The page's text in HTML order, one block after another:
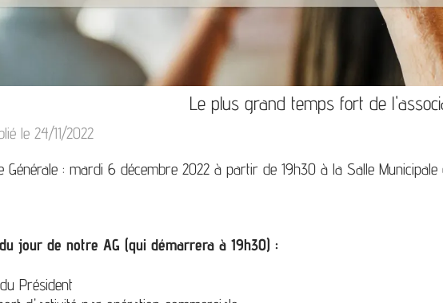
Le plus grand temps fort de
le 24/11/2022
Générale : mardi 6 décembre 2022 à partir de 19h30 à la Salle
jour de notre AG (qui démarrera à 19h30) :
Président